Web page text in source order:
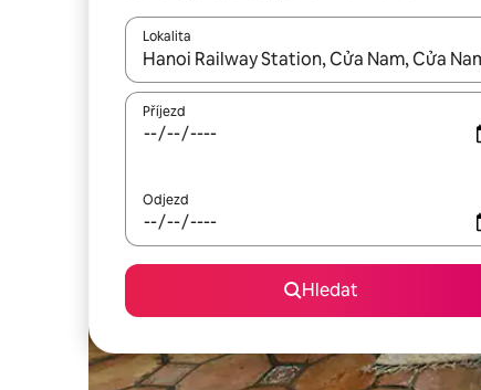
Lokalita
Až budou výsledky k dispozici, můžeš si je
Příjezd
Odjezd
Hledat